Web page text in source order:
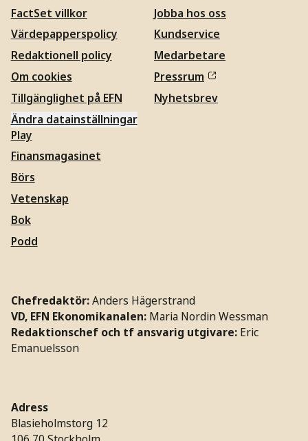
FactSet villkor
Värdepapperspolicy
Redaktionell policy
Om cookies
Tillgänglighet på EFN
Ändra datainställningar
Jobba hos oss
Kundservice
Medarbetare
Pressrum
Nyhetsbrev
Play
Finansmagasinet
Börs
Vetenskap
Bok
Podd
Chefredaktör:Anders Hägerstrand
VD, EFN Ekonomikanalen: Maria Nordin Wessman
Redaktionschef och tf ansvarig utgivare: Eric
Emanuelsson
Adress
Blasieholmstorg 12